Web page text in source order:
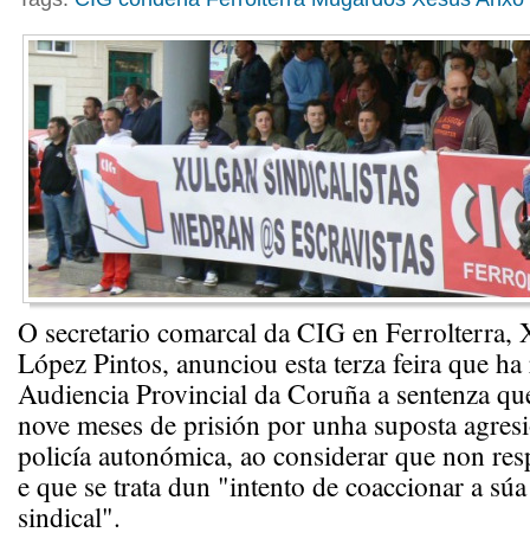
O secretario comarcal da CIG en Ferrolterra,
López Pintos, anunciou esta terza feira que
Audiencia Provincial da Coruña a sentenza
nove meses de prisión por unha suposta
policía autonómica, ao considerar que non
e que se trata dun "intento de coaccionar a
sindical".